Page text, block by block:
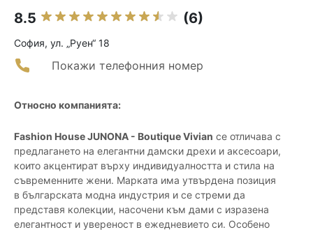
8.5 (6)
София, ул. „Руен“ 18
Покажи телефонния номер
Относно компанията:
Fashion House JUNONA - Boutique Vivian се отличава с
предлагането на елегантни дамски дрехи и аксесоари,
които акцентират върху индивидуалността и стила на
съвременните жени. Марката има утвърдена позиция
в българската модна индустрия и се стреми да
представя колекции, насочени към дами с изразена
елегантност и увереност в ежедневието си. Особено